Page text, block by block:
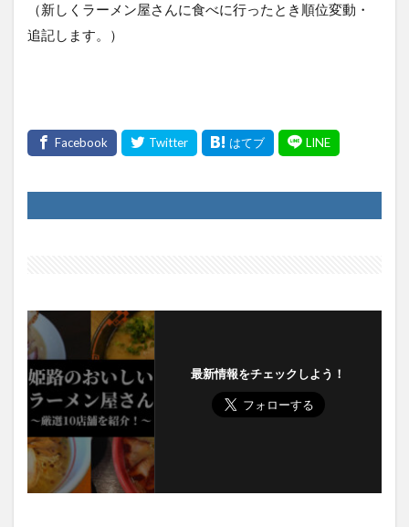
（新しくラーメン屋さんに食べに行ったとき順位変動・
追記します。）
最新情報をチェックしよう！